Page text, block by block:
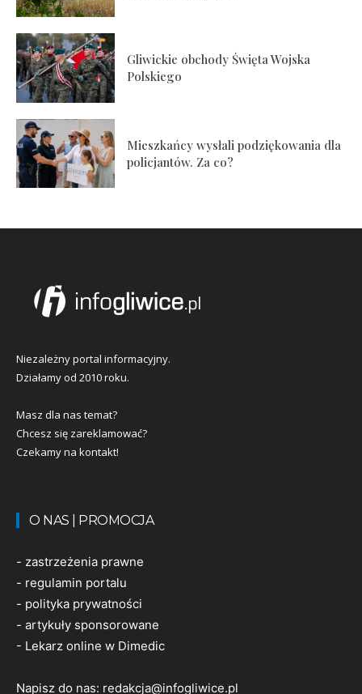
Gliwickie obchody Święta Wojska
Polskiego
Mieszkańcy wysłali podziękowania dla
policjantów. Za co?
Niezależny portal informacyjny.
Działamy od 2010 roku.
Masz dla nas temat?
Chcesz się zareklamować?
Czekamy na kontakt!
O NAS | PROMOCJA
- zastrzeżenia prawne
- regulamin portalu
- polityka prywatności
- artykuły sponsorowane
- Lekarz online w Dimedic
Napisz do nas: redakcja@infogliwice.pl